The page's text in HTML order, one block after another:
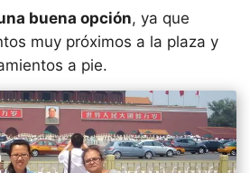
buena opción, ya que
muy próximos a la plaza y
a pie.